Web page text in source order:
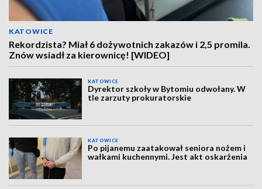
KATOWICE
Rekordzista? Miał 6 dożywotnich zakazów i 2,5 promila.
Znów wsiadł za kierownicę! [WIDEO]
KATOWICE
Dyrektor szkoły w Bytomiu odwołany. W
tle zarzuty prokuratorskie
KATOWICE
Po pijanemu zaatakował seniora nożem i
wałkami kuchennymi. Jest akt oskarżenia